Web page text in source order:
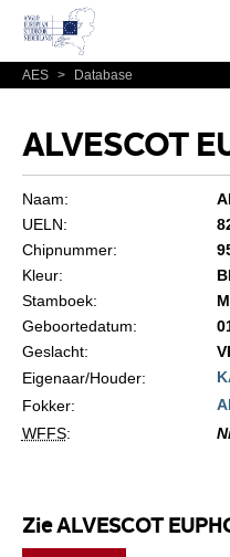
AES > Database
ALVESCOT
Naam:
UELN:
Chipnummer:
Kleur:
Stamboek:
Geboortedatum:
Geslacht:
Eigenaar/Houder:
Fokker:
WFFS:
Zie ALVESCOT